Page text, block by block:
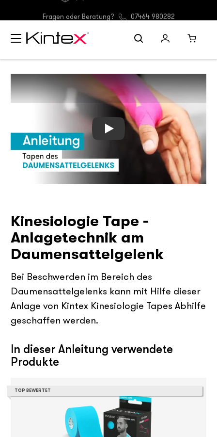
Kinesiologie Tape - Anlagetechnik
Kinesiologie Tape -
Anlagetechnik am
Daumensattelgelenk
Bei Beschwerden im Bereich des
Daumensattelgelenks kann mit Hilfe dieser
Anlage von Kintex Kinesiologie Tapes Abhilfe
geschaffen werden.
In dieser Anleitung verwendete
Produkte
TOP BEWERTET